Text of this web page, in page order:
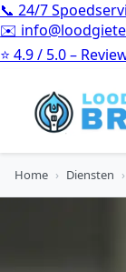
📞 24/7
✉️
⭐ 4.9 / 5.0 –
Home › Diensten ›